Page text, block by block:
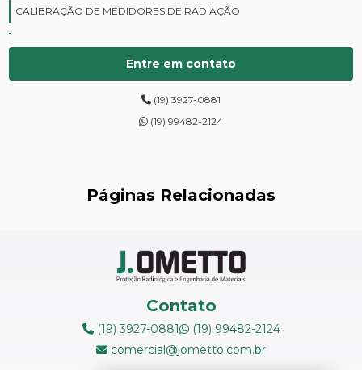
CALIBRAÇÃO DE MEDIDORES DE RADIAÇÃO
CURSOS DE PROTEÇÃO RADIOLÓGICA
DIGITALIZAÇÃO DE FILMES RADIOGRÁFICOS
ENSAIOS DE DUREZA DE CAMPO
MANUTENÇÃO DE MEDIDORES DE RADIAÇÃO
MEDIÇÃO DE FERRITA
RADIOGRAFIA INDUSTRIAL
Entre em contato
(19) 3927-0881
(19) 99482-2124
Páginas Relacionadas
Contato
(19) 3927-0881
(19) 99482-2124
comercial@jometto.com.br